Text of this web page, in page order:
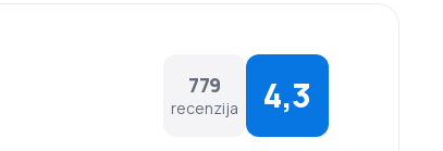
779
recenzija 4,3